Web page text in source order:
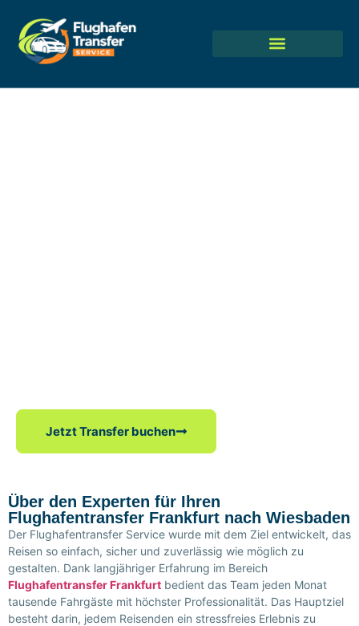
Jetzt Transfer buchen
Über den Experten für Ihren
Flughafentransfer Frankfurt nach Wiesbaden
Der Flughafentransfer Service wurde mit dem Ziel entwickelt, das
Reisen so einfach, sicher und zuverlässig wie möglich zu
gestalten. Dank langjähriger Erfahrung im Bereich
Flughafentransfer Frankfurt bedient das Team jeden Monat
tausende Fahrgäste mit höchster Professionalität. Das Hauptziel
besteht darin, jedem Reisenden ein stressfreies Erlebnis zu